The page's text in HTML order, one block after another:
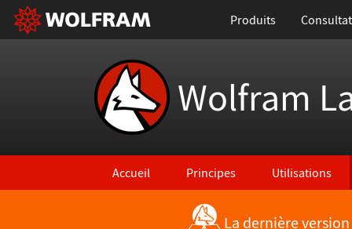
Produits
Wolfram
Accueil Principes Utilisations
Retour vers les nouvelles fonctionnalités
La dernière